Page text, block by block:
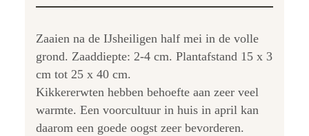
Zaaien na de IJsheiligen half mei in de volle
grond. Zaaddiepte: 2-4 cm. Plantafstand 15 x 3
cm tot 25 x 40 cm.
Kikkererwten hebben behoefte aan zeer veel
warmte. Een voorcultuur in huis in april kan
daarom een goede oogst zeer bevorderen.